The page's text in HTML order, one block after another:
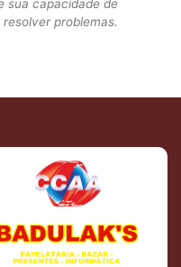
sua capacidade de
problemas.